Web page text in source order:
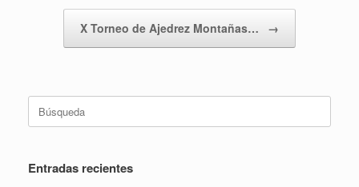
X Torneo de Ajedrez Montañas… →
Buscar:
Entradas recientes